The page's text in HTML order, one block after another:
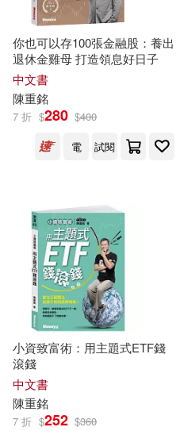
你也可以存100張金融股：養出
退休金雞母 打造領息好日子
中文書
陳重銘
7 折 $280 $400
電
試閱
小資致富術：用主題式ETF錢
滾錢
中文書
陳重銘
7 折 $252 $360